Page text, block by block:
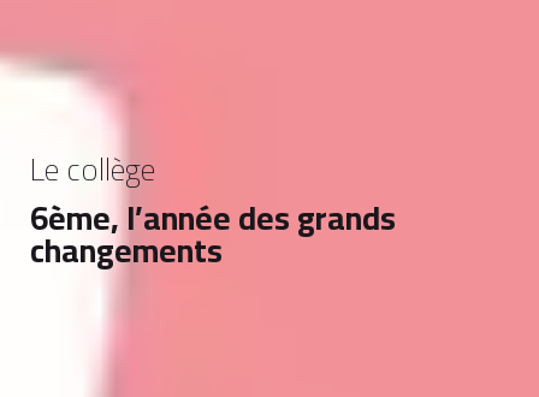
Le collège
6ème, l’année des grands
changements